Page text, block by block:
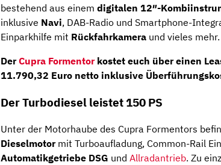
bestehend aus einem digitalen 12″-
inklusive Navi, DAB-Radio und Smartphone-
Einparkhilfe mit Rückfahrkamera und vieles mehr.
DerCupra Formentorkostet euch über einen
11.790,32 Euro netto inklusive
Der Turbodiesel leistet 150 PS
Unter der Motorhaube des Cupra Formentors
Dieselmotormit Turboaufladung, Common-Rail
Automatikgetriebe DSG und Allradantrieb. Zu